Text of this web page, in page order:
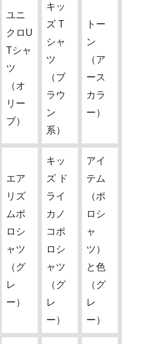
ユニ
クロU
Tシャ
ツ
（オ
リー
ブ）
キッ
ズ T
シャ
ツ
（ブ
ラウ
ン
系）
トー
ン
（ア
ース
カラ
ー）
エア
リズ
ムポ
ロシ
ャツ
（グ
レ
ー）
キッ
ズ ド
ライ
カノ
コポ
ロシ
ャツ
（グ
レ
ー）
アイ
テム
（ポ
ロシ
ャ
ツ）
と色
（グ
レ
ー）